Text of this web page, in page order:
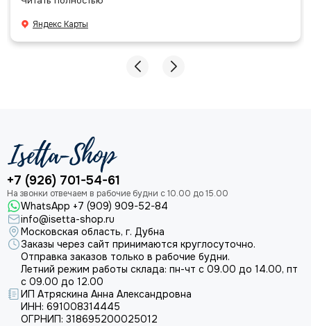
даже есть подарочек, очень приятно. Спасибо
большое команде!
Яндекс Карты
+7 (926) 701-54-61
WhatsApp +7 (909) 909-52-84
info@isetta-shop.ru
Московская область, г. Дубна
Заказы через сайт принимаются круглосуточно.
Отправка заказов только в рабочие будни.
Летний режим работы склада: пн-чт с 09.00 до 14.00, пт
с 09.00 до 12.00
ИП Атряскина Анна Александровна
ИНН: 691008314445
ОГРНИП: 318695200025012